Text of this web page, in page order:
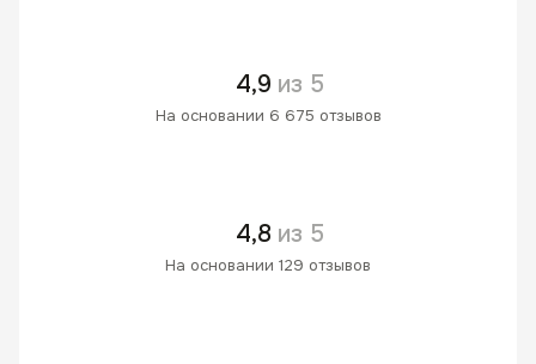
4,9 из 5
На основании 6 675 отзывов
4,8 из 5
На основании 129 отзывов